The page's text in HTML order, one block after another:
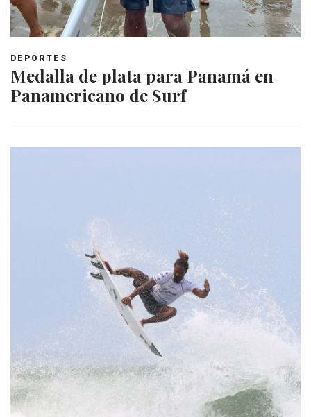
DEPORTES
Medalla de plata para Panamá en
Panamericano de Surf